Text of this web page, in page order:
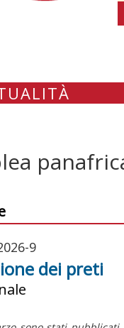
9
dei preti